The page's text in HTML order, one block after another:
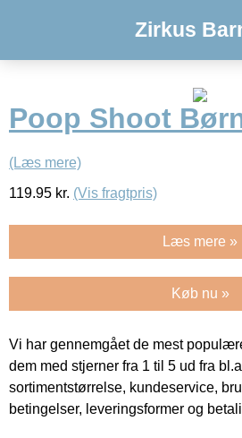
Zirkus
Poop Shoot
(Læs mere)
119.95 kr. (Vis fragtpris)
Læs mere »
Køb nu »
Vi har gennemgået de mest
dem med stjerner fra 1 til 5 ud fra
sortimentstørrelse, kundeservice,
betingelser, leveringsformer og